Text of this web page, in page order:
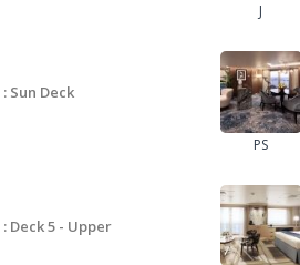
J
Sun Deck
PS
Deck 5 - Upper